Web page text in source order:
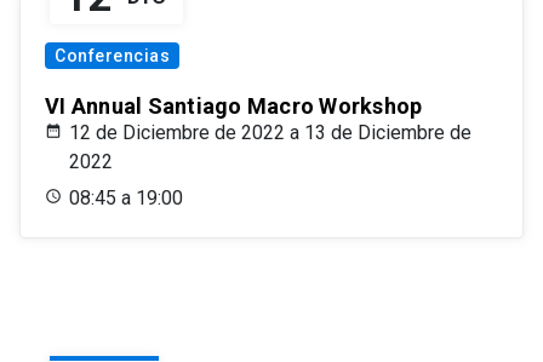
Conferencias
VI Annual Santiago Macro Workshop
12 de Diciembre de 2022 a 13 de Diciembre de
2022
08:45 a 19:00